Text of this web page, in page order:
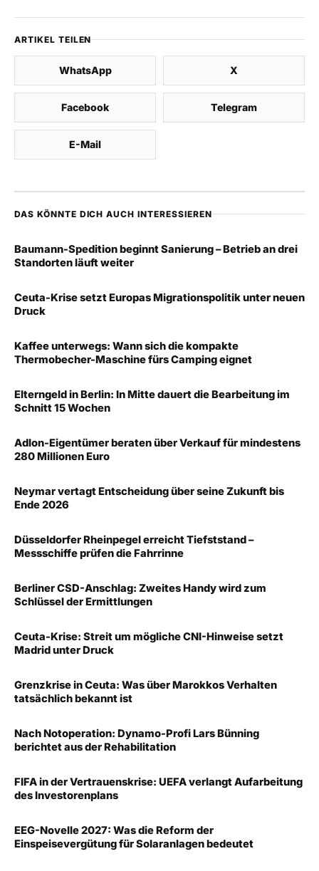
ARTIKEL TEILEN
WhatsApp X
Facebook Telegram
E-Mail
DAS KÖNNTE DICH AUCH INTERESSIEREN
Baumann-Spedition beginnt Sanierung – Betrieb an drei
Standorten läuft weiter
Ceuta-Krise setzt Europas Migrationspolitik unter neuen
Druck
Kaffee unterwegs: Wann sich die kompakte
Thermobecher-Maschine fürs Camping eignet
Elterngeld in Berlin: In Mitte dauert die Bearbeitung im
Schnitt 15 Wochen
Adlon-Eigentümer beraten über Verkauf für mindestens
280 Millionen Euro
Neymar vertagt Entscheidung über seine Zukunft bis
Ende 2026
Düsseldorfer Rheinpegel erreicht Tiefststand –
Messschiffe prüfen die Fahrrinne
Berliner CSD-Anschlag: Zweites Handy wird zum
Schlüssel der Ermittlungen
Ceuta-Krise: Streit um mögliche CNI-Hinweise setzt
Madrid unter Druck
Grenzkrise in Ceuta: Was über Marokkos Verhalten
tatsächlich bekannt ist
Nach Notoperation: Dynamo-Profi Lars Bünning
berichtet aus der Rehabilitation
FIFA in der Vertrauenskrise: UEFA verlangt Aufarbeitung
des Investorenplans
EEG-Novelle 2027: Was die Reform der
Einspeisevergütung für Solaranlagen bedeutet